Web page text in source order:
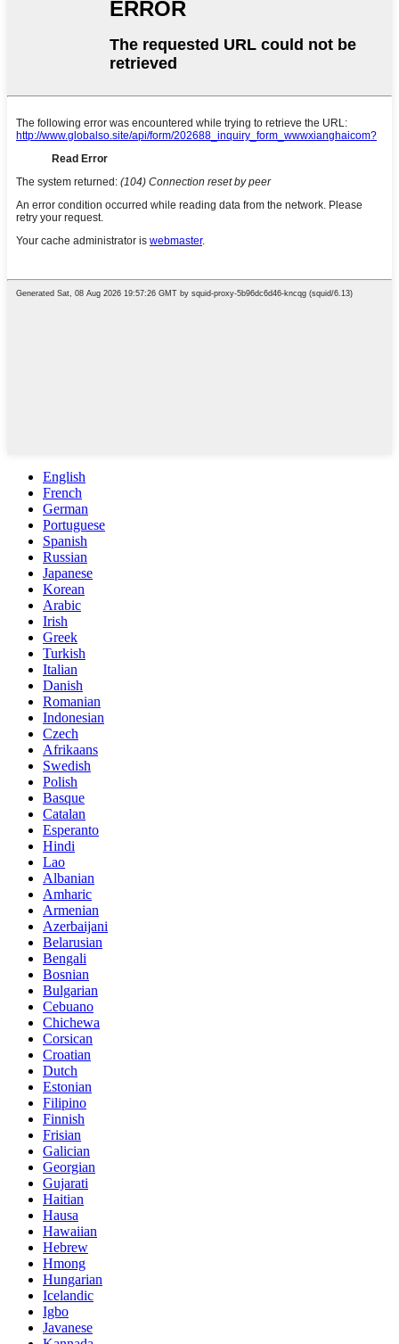
English
French
German
Portuguese
Spanish
Russian
Japanese
Korean
Arabic
Irish
Greek
Turkish
Italian
Danish
Romanian
Indonesian
Czech
Afrikaans
Swedish
Polish
Basque
Catalan
Esperanto
Hindi
Lao
Albanian
Amharic
Armenian
Azerbaijani
Belarusian
Bengali
Bosnian
Bulgarian
Cebuano
Chichewa
Corsican
Croatian
Dutch
Estonian
Filipino
Finnish
Frisian
Galician
Georgian
Gujarati
Haitian
Hausa
Hawaiian
Hebrew
Hmong
Hungarian
Icelandic
Igbo
Javanese